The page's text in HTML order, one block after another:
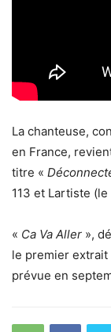
La chanteuse,
en France,
titre «
113 et Lartiste
« Ca Va Aller »,
le premier
prévue en